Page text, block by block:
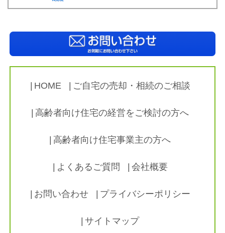
HOME ご自宅の売却・相続のご相談
高齢者向け住宅の経営をご検討の方へ
高齢者向け住宅事業主の方へ
よくあるご質問 会社概要
お問い合わせ プライバシーポリシー
サイトマップ